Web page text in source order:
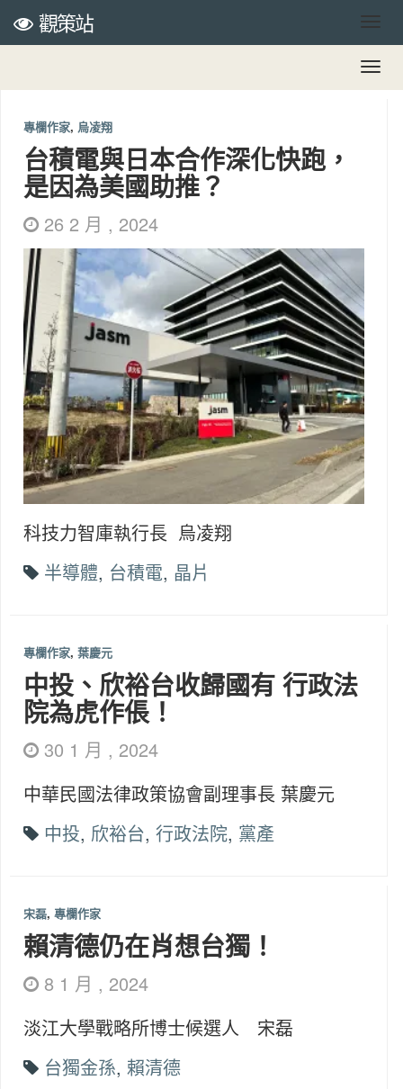
觀策站
專欄作家, 烏凌翔
台積電與日本合作深化快跑，
是因為美國助推？
26 2 月 , 2024
科技力智庫執行長 烏凌翔
半導體, 台積電, 晶片
專欄作家, 葉慶元
中投、欣裕台收歸國有 行政法
院為虎作倀！
30 1 月 , 2024
中華民國法律政策協會副理事長 葉慶元
中投, 欣裕台, 行政法院, 黨產
宋磊, 專欄作家
賴清德仍在肖想台獨！
8 1 月 , 2024
淡江大學戰略所博士候選人 宋磊
台獨金孫, 賴清德